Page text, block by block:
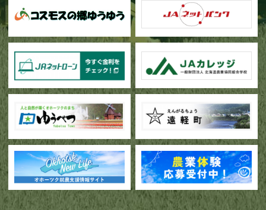
ブロッコリー播種作業が行われています